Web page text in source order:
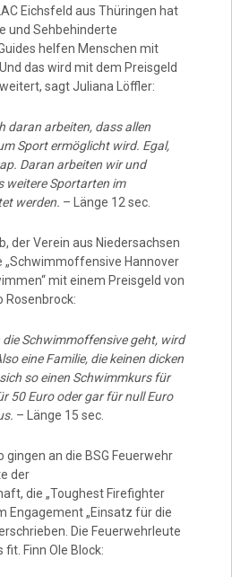
Eichsfeld aus Thüringen hat
und Sehbehinderte
helfen Menschen mit
das wird mit dem Preisgeld
sagt Juliana Löffler:
daran arbeiten, dass allen
Sport ermöglicht wird. Egal,
Daran arbeiten wir und
weitere Sportarten im
werden. – Länge 12 sec.
der Verein aus Niedersachsen
„Schwimmoffensive Hannover
mit einem Preisgeld von
Rosenbrock:
die Schwimmoffensive geht, wird
eine Familie, die keinen dicken
so einen Schwimmkurs für
50 Euro oder gar für null Euro
– Länge 15 sec.
gingen an die BSG Feuerwehr
der
die „Toughest Firefighter
Engagement „Einsatz für die
Die Feuerwehrleute
Finn Ole Block: